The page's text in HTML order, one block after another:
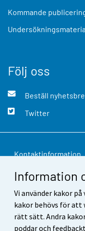
Information
Vi använder kakor
kakor behövs för att
rätt sätt. Andra
poddar och
Kommande
Följ oss
Beställ
Twitter
Kontaktinformation
Respons
Användarvillkor
Dataskydd